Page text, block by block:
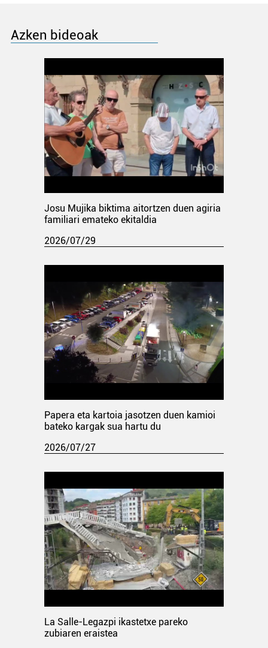
Azken bideoak
Josu Mujika biktima aitortzen duen agiria
familiari emateko ekitaldia
2026/07/29
Papera eta kartoia jasotzen duen kamioi
bateko kargak sua hartu du
2026/07/27
La Salle-Legazpi ikastetxe pareko
zubiaren eraistea